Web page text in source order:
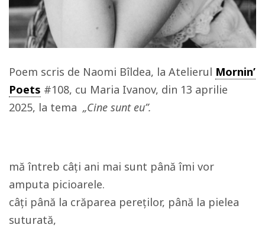
Poem scris de Naomi Bîldea, la Atelierul Mornin’
Poets #108, cu Maria Ivanov, din 13 aprilie
2025, la tema „Cine sunt eu”.
mă întreb câți ani mai sunt până îmi vor
amputa picioarele.
câți până la crăparea pereților, până la pielea
suturată,